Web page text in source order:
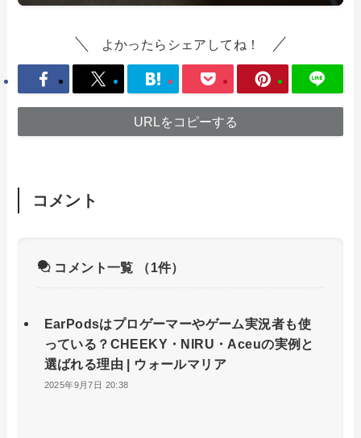
よかったらシェアしてね！
URLをコピーする
コメント
コメント一覧 （1件）
EarPodsはプロゲーマーやゲーム実況者も使
っている？CHEEKY・NIRU・Aceuの実例と
選ばれる理由 | ウォールマリア
2025年9月7日 20:38